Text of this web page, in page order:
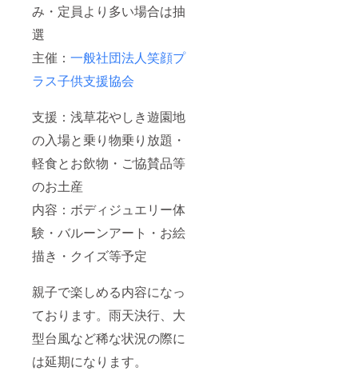
み・定員より多い場合は抽
選
主催： 一般社団法人笑顔プ
ラス子供支援協会
支援：浅草花やしき遊園地
の入場と乗り物乗り放題・
軽食とお飲物・ご協賛品等
のお土産
内容：ボディジュエリー体
験・バルーンアート・お絵
描き・クイズ等予定
親子で楽しめる内容になっ
ております。雨天決行、大
型台風など稀な状況の際に
は延期になります。